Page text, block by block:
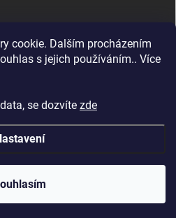
cookie. Dalším procházením
s jejich používáním.. Více
se dozvíte zde
. Všechna práva vyhrazena.